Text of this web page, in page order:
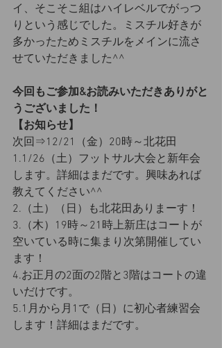
イ、そこそこ組はハイレベルでがっつ
りという感じでした。ミスチル好きが
多かったためミスチルをメインに流さ
せていただきました^^
今回もご参加&お読みいただきありがと
うございました！
【お知らせ】
次回⇒12/21（金）20時～北花田
1.1/26（土）フットサル大会と新年会
します。詳細はまだです。興味あれば
教えてください^^
2.（土）（日）も北花田ありまーす！
3.（木）19時～21時上新庄はコートが
空いている時に集まり次第開催してい
ます！
4.お正月の2面の2階と3階はコートの違
いだけです。
5.1月から月1で（日）に初心者練習会
します！詳細はまだです。